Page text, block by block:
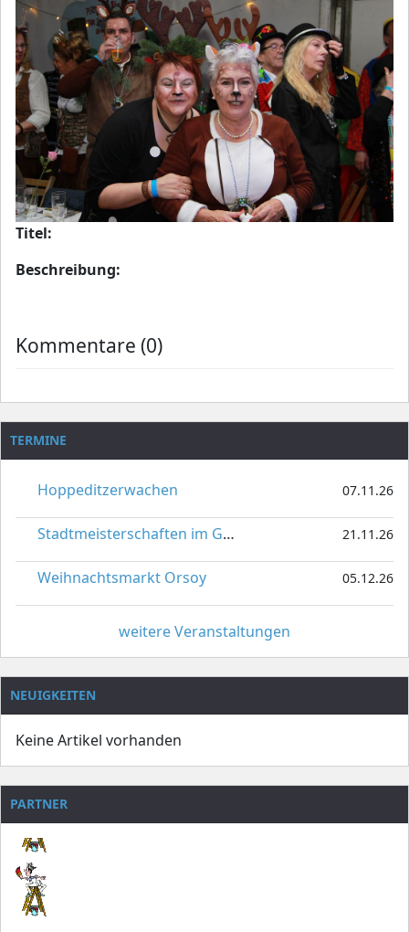
Titel:
Beschreibung:
Kommentare (0)
TERMINE
Hoppeditzerwachen 07.11.26
Stadtmeisterschaften im Gardetanz 21.11.26
Weihnachtsmarkt Orsoy 05.12.26
weitere Veranstaltungen
NEUIGKEITEN
Keine Artikel vorhanden
PARTNER